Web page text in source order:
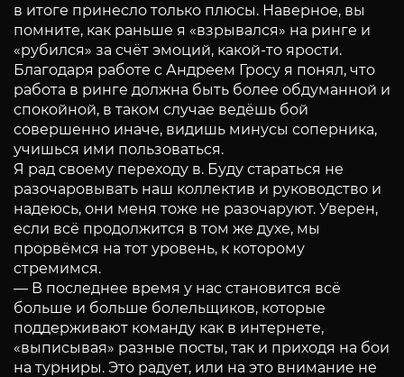
в итоге принесло только плюсы. Наверное, вы
помните, как раньше я «взрывался» на ринге и
«рубился» за счёт эмоций, какой-то ярости.
Благодаря работе с Андреем Гросу я понял, что
работа в ринге должна быть более обдуманной и
спокойной, в таком случае ведёшь бой
совершенно иначе, видишь минусы соперника,
учишься ими пользоваться.
Я рад своему переходу в. Буду стараться не
разочаровывать наш коллектив и руководство и
надеюсь, они меня тоже не разочаруют. Уверен,
если всё продолжится в том же духе, мы
прорвёмся на тот уровень, к которому
стремимся.
— В последнее время у нас становится всё
больше и больше болельщиков, которые
поддерживают команду как в интернете,
«выписывая» разные посты, так и приходя на бои
на турниры. Это радует, или на это внимание не